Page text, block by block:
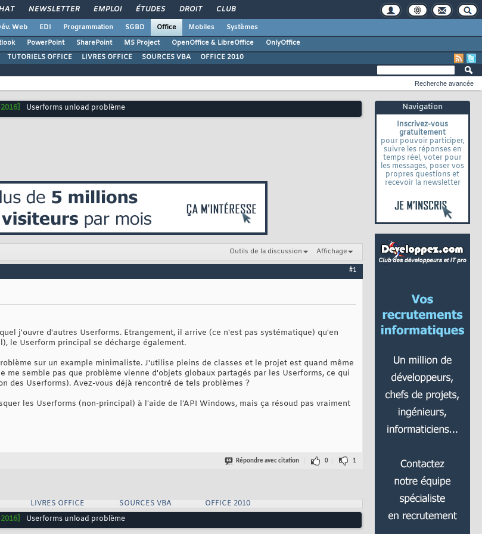
NEWSLETTER EMPLOI ÉTUDES DROIT CLUB
Web EDI Programmation SGBD Office Mobiles
Systèmes
PowerPoint SharePoint MS Project OpenOffice & LibreOffice
OnlyOffice
TUTORIELS OFFICE LIVRES OFFICE SOURCES VBA OFFICE 2010
Navigation
Inscrivez-vous
gratuitement
pour pouvoir participer,
suivre les réponses en
temps réel, voter pour
les messages, poser vos
propres questions et
recevoir la newsletter
Recherche avancée
Userforms unload problème
Outils de la discussion Affichage
#1
j'ouvre d'autres Userforms. Etrangement, il arrive (ce n'est pas systématique) qu'en
le Userform principal se décharge également.
sur un example minimaliste. J'utilise pleins de classes et le projet est quand même
me semble pas que problème vienne d'objets globaux partagés par les Userforms, ce qui
des Userforms). Avez-vous déjà rencontré de tels problèmes ?
les Userforms (non-principal) à l'aide de l'API Windows, mais ça résoud pas vraiment
Répondre avec citation 0 1
LIVRES OFFICE SOURCES VBA
OFFICE 2010
Userforms unload problème